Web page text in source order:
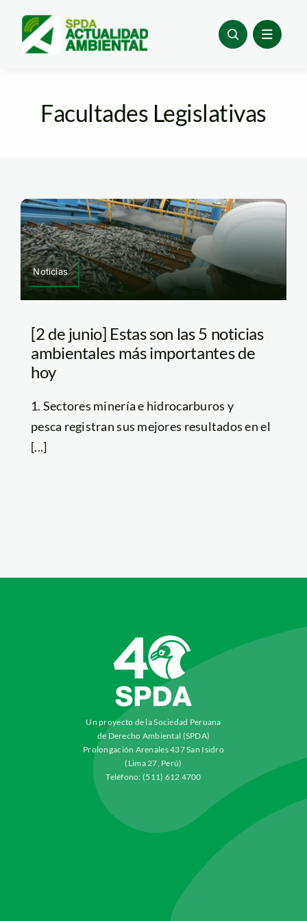
content
Facultades Legislativas
Noticias
[2 de junio] Estas son las 5 noticias
ambientales más importantes de
hoy
1. Sectores minería e hidrocarburos y
pesca registran sus mejores resultados en el
[...]
Un proyecto de la Sociedad Peruana
de Derecho Ambiental (SPDA)
Prolongación Arenales 437 San Isidro
(Lima 27, Perú)
Teléfono: (511) 612 4700